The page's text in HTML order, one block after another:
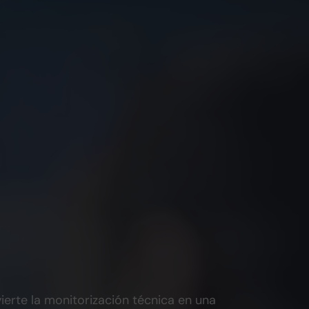
la monitorización técnica en una